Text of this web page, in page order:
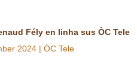
Fély en linha sus ÒC Tele
2024 | ÒC Tele